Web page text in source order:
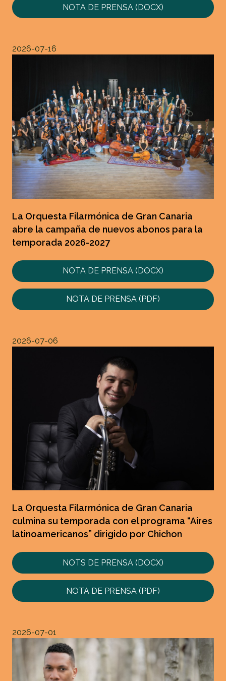
NOTA DE PRENSA (DOCX)
2026-07-16
La Orquesta Filarmónica de Gran Canaria
abre la campaña de nuevos abonos para la
temporada 2026-2027
NOTA DE PRENSA (DOCX)
NOTA DE PRENSA (PDF)
2026-07-06
La Orquesta Filarmónica de Gran Canaria
culmina su temporada con el programa “Aires
latinoamericanos” dirigido por Chichon
NOTS DE PRENSA (DOCX)
NOTA DE PRENSA (PDF)
2026-07-01